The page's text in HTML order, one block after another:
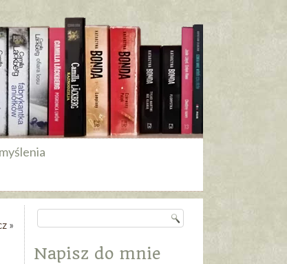
»
Napisz do mnie